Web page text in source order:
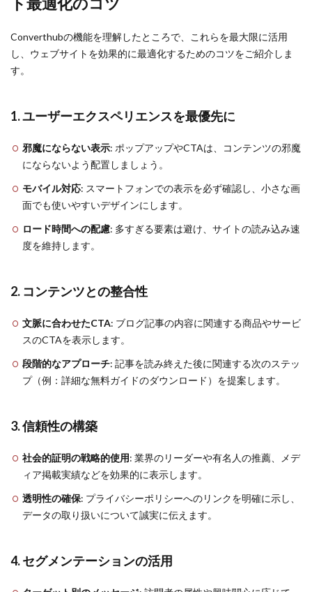
Converthubの機能を理解したところで、これらを最大限に活用
し、ウェブサイトを効果的に最適化するためのコツをご紹介しま
す。
1. ユーザーエクスペリエンスを最優先に
邪魔にならない表示: ポップアップやCTAは、コンテンツの邪魔
にならないよう配置しましょう。
モバイル対応: スマートフォンでの表示を必ず確認し、小さな画
面でも使いやすいデザインにします。
ロード時間への配慮: 多すぎる要素は避け、サイトの読み込み速
度を維持します。
2. コンテンツとの整合性
文脈に合わせたCTA: ブログ記事の内容に関連する商品やサービ
スのCTAを表示します。
段階的なアプローチ: 記事を読み終えた後に関連する次のステッ
プ（例：詳細な無料ガイドのダウンロード）を提案します。
3. 信頼性の構築
社会的証明の戦略的使用: 業界のリーダーや有名人の推薦、メデ
ィア掲載実績などを効果的に表示します。
透明性の確保: プライバシーポリシーへのリンクを明確に示し、
データの取り扱いについて誠実に伝えます。
4. セグメンテーションの活用